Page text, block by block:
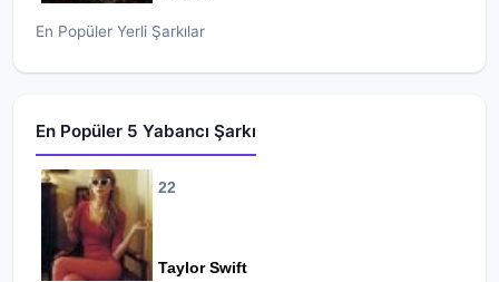
En Popüler Yerli Şarkılar
En Popüler 5 Yabancı Şarkı
22
Taylor Swift